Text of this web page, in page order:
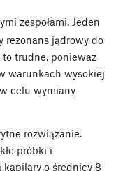
zespołami. Jeden
rezonans jądrowy do
trudne, ponieważ
warunkach wysokiej
celu wymiany
rozwiązanie.
próbki i
o średnicy 8